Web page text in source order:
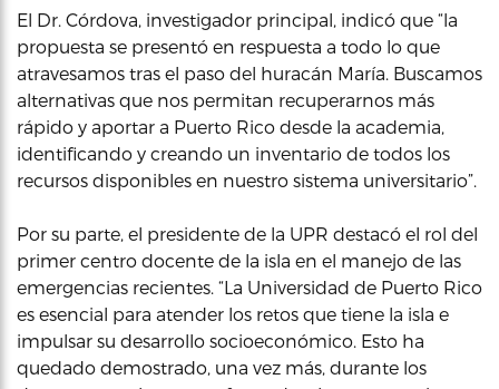
El Dr. Córdova, investigador principal, indicó que “la
propuesta se presentó en respuesta a todo lo que
atravesamos tras el paso del huracán María. Buscamos
alternativas que nos permitan recuperarnos más
rápido y aportar a Puerto Rico desde la academia,
identificando y creando un inventario de todos los
recursos disponibles en nuestro sistema universitario”.
Por su parte, el presidente de la UPR destacó el rol del
primer centro docente de la isla en el manejo de las
emergencias recientes. “La Universidad de Puerto Rico
es esencial para atender los retos que tiene la isla e
impulsar su desarrollo socioeconómico. Esto ha
quedado demostrado, una vez más, durante los